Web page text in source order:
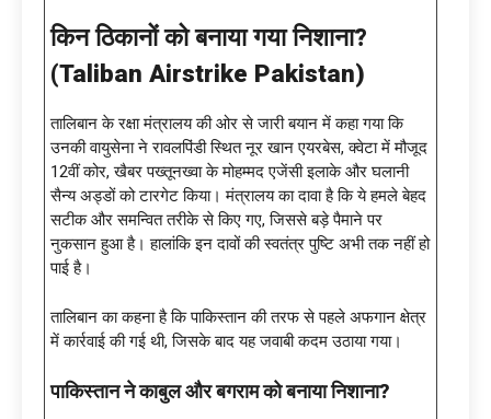
किन ठिकानों को बनाया गया निशाना?
(Taliban Airstrike Pakistan)
तालिबान के रक्षा मंत्रालय की ओर से जारी बयान में कहा गया कि
उनकी वायुसेना ने रावलपिंडी स्थित नूर खान एयरबेस, क्वेटा में मौजूद
12वीं कोर, खैबर पख्तूनख्वा के मोहम्मद एजेंसी इलाके और घलानी
सैन्य अड्डों को टारगेट किया। मंत्रालय का दावा है कि ये हमले बेहद
सटीक और समन्वित तरीके से किए गए, जिससे बड़े पैमाने पर
नुकसान हुआ है। हालांकि इन दावों की स्वतंत्र पुष्टि अभी तक नहीं हो
पाई है।
तालिबान का कहना है कि पाकिस्तान की तरफ से पहले अफगान क्षेत्र
में कार्रवाई की गई थी, जिसके बाद यह जवाबी कदम उठाया गया।
पाकिस्तान ने काबुल और बगराम को बनाया निशाना?